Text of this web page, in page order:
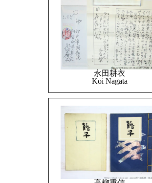
永田耕衣
Koi Nagata